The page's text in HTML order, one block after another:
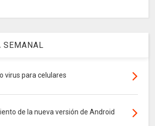
SEMANAL
virus para celulares
de la nueva versión de Android